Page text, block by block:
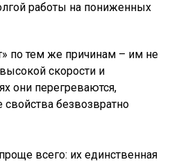
работы на пониженных
по тем же причинам – им не
скорости и
они перегреваются,
свойства безвозвратно
всего: их единственная